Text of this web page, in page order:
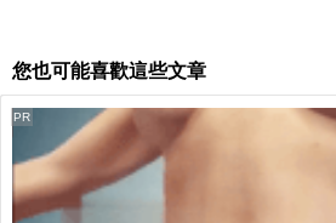
您也可能喜歡這些文章
PR